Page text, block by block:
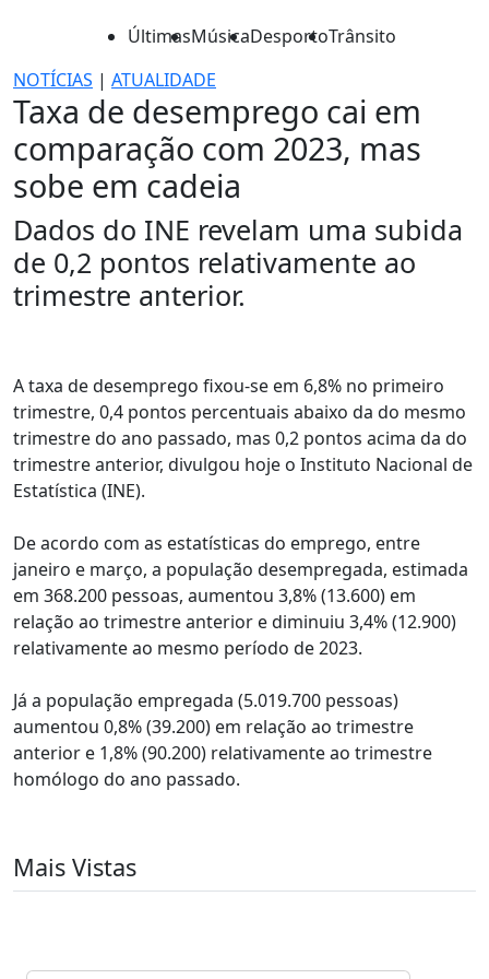
ÚltimasMúsicaDesportoTrânsito
NOTÍCIAS | ATUALIDADE
Taxa de desemprego cai em
comparação com 2023, mas
sobe em cadeia
Dados do INE revelam uma subida
de 0,2 pontos relativamente ao
trimestre anterior.
A taxa de desemprego fixou-se em 6,8% no primeiro
trimestre, 0,4 pontos percentuais abaixo da do mesmo
trimestre do ano passado, mas 0,2 pontos acima da do
trimestre anterior, divulgou hoje o Instituto Nacional de
Estatística (INE).
De acordo com as estatísticas do emprego, entre
janeiro e março, a população desempregada, estimada
em 368.200 pessoas, aumentou 3,8% (13.600) em
relação ao trimestre anterior e diminuiu 3,4% (12.900)
relativamente ao mesmo período de 2023.
Já a população empregada (5.019.700 pessoas)
aumentou 0,8% (39.200) em relação ao trimestre
anterior e 1,8% (90.200) relativamente ao trimestre
homólogo do ano passado.
Mais Vistas